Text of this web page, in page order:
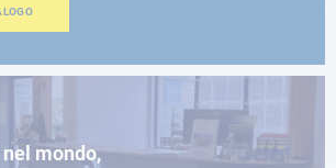
mondo,